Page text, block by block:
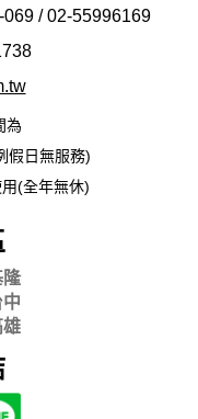
/ 02-55996169
為
假日無服務)
(全年無休)
隆
中
雄